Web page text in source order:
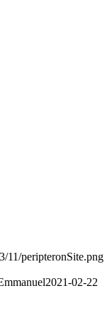
11/peripteronSite.png
2021-02-22